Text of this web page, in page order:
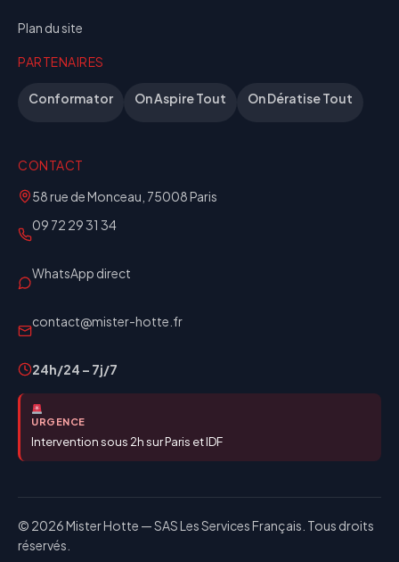
Plan du site
PARTENAIRES
Conformator On Aspire Tout On Dératise Tout
CONTACT
58 rue de Monceau, 75008 Paris
09 72 29 31 34
WhatsApp direct
contact@mister-hotte.fr
24h/24 – 7j/7
URGENCE
Intervention sous 2h sur Paris et IDF
© 2026 Mister Hotte — SAS Les Services Français. Tous droits
réservés.